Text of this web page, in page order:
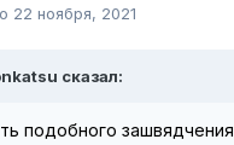
22 ноября, 2021
сказал:
подобного зашвядчения